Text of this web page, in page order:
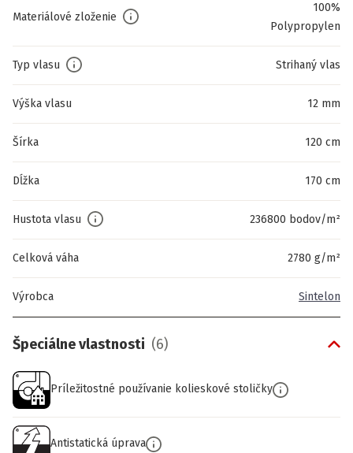
Materiálové zloženie
100%
Polypropylen
Typ vlasu Strihaný vlas
Výška vlasu 12 mm
Šírka 120 cm
Dĺžka 170 cm
Hustota vlasu 236800 bodov/m²
Celková váha 2780 g/m²
Výrobca Sintelon
Špeciálne vlastnosti (6)
Príležitostné používanie kolieskové stoličky
Antistatická úprava